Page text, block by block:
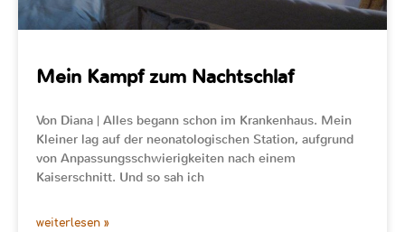
Mein Kampf zum Nachtschlaf
Von Diana | Alles begann schon im Krankenhaus. Mein
Kleiner lag auf der neonatologischen Station, aufgrund
von Anpassungsschwierigkeiten nach einem
Kaiserschnitt. Und so sah ich
weiterlesen »